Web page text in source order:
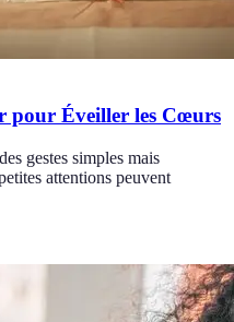
pour Éveiller les Cœurs
gestes simples mais
attentions peuvent